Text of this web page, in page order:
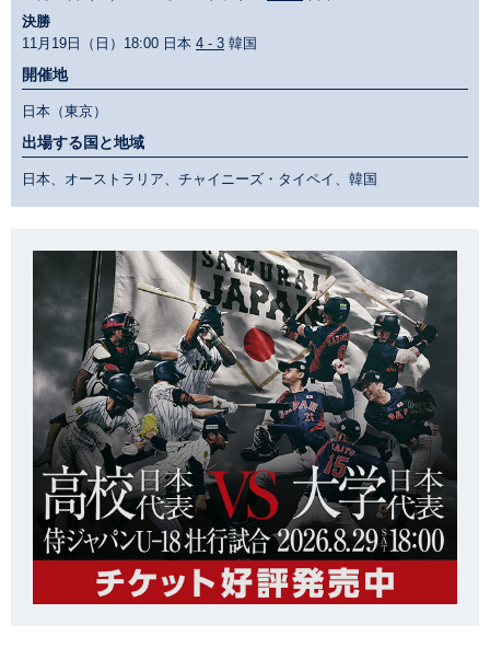
決勝
11月19日（日）18:00 日本 4 - 3 韓国
開催地
日本（東京）
出場する国と地域
日本、オーストラリア、チャイニーズ・タイペイ、韓国